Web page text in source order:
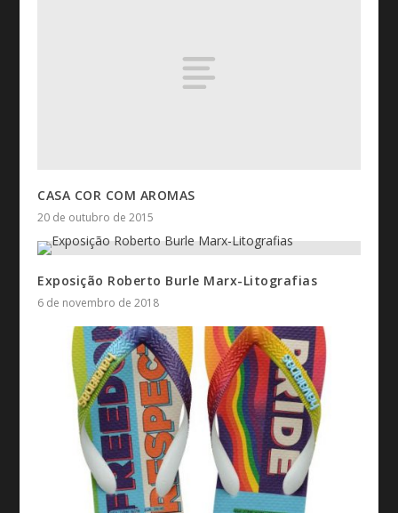
CASA COR COM AROMAS
20 de outubro de 2015
Exposição Roberto Burle Marx-Litografias
6 de novembro de 2018